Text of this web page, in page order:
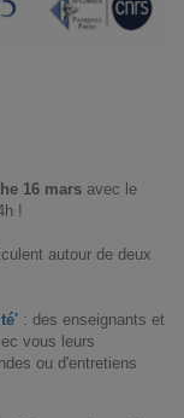
16 mars avec le
!
autour de deux
: des enseignants et
vous leurs
ou d'entretiens